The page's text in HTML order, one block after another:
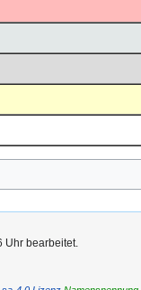
Uhr bearbeitet.